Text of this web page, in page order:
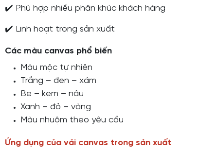
✔️ Phù hợp nhiều phân khúc khách hàng
✔️ Linh hoạt trong sản xuất
Các màu canvas phổ biến
Màu mộc tự nhiên
Trắng – đen – xám
Be – kem – nâu
Xanh – đỏ – vàng
Màu nhuộm theo yêu cầu
Ứng dụng của vải canvas trong sản xuất